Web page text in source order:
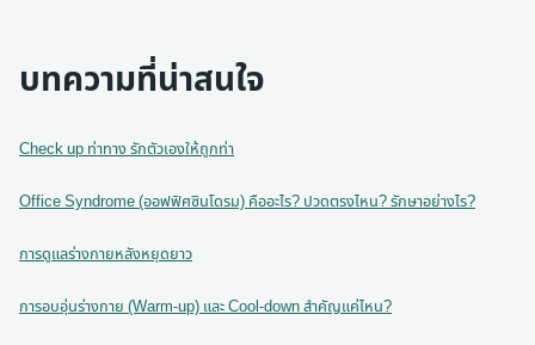
บทความที่น่าสนใจ
Check up ท่าทาง รักตัวเองให้ถูกท่า
Office Syndrome (ออฟฟิศซินโดรม) คืออะไร? ปวดตรงไหน? รักษาอย่างไร?
การดูแลร่างกายหลังหยุดยาว
การอบอุ่นร่างกาย (Warm-up) และ Cool-down สำคัญแค่ไหน?